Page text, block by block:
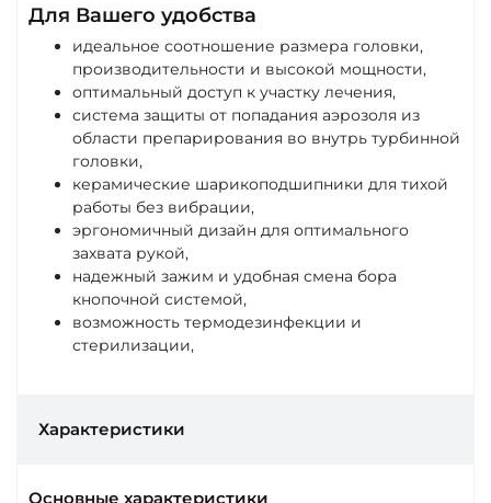
Для Вашего удобства
идеальное соотношение размера головки,
производительности и высокой мощности,
оптимальный доступ к участку лечения,
система защиты от попадания аэрозоля из
области препарирования во внутрь турбинной
головки,
керамические шарикоподшипники для тихой
работы без вибрации,
эргономичный дизайн для оптимального
захвата рукой,
надежный зажим и удобная смена бора
кнопочной системой,
возможность термодезинфекции и
стерилизации,
Характеристики
Основные характеристики